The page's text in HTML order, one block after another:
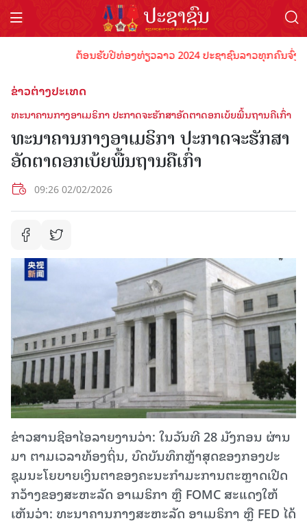
ຕ້ອນຮັບປີທ່ອງທ່ຽວລາວ 2024 ປະຊາຊົນລາວທຸກຄົນຈົ່ງ
ຂ່າວຕ່າງປະເທດ
ທະ​ນາ​ຄານ​ກາງ​ອາ​ເມ​ຣິ​ກາ​ ປະ​ກາດ​ຈະ​ຮັກ​ສາ​ອັດ​ຕາ​ດອກ​ເບ້ຍ​ພື້ນ​ຖານ​ຄື​ເກົ່າ
ທະ​ນາ​ຄານ​ກາງ​ອາ​ເມ​ຣິ​ກາ​ ປະ​ກາດ​ຈະ​ຮັກ​ສາ​
ອັດ​ຕາ​ດອກ​ເບ້ຍ​ພື້ນ​ຖານ​ຄື​ເກົ່າ
09:26 02/02/2026
ຂ່າວສານຊີອາໄອລາຍງານວ່າ: ໃນວັນ​ທີ 28 ມັງ​ກອນ ຜ່ານ
ມາ ​ຕາມ​ເວ​ລາ​ທ້ອງ​ຖິ່ນ, ບົດ​ບັນ​ທຶກຫຼ້າ​ສຸດ​ຂອງກອງ​ປະ​
ຊຸມ​ນະ​ໂຍ​ບາຍ​ເງິນ​ຕາຂອງ​ຄະ​ນະ​ກຳ​ມະ​ການ​ຕະຫຼາດ​ເປີດ
ກວ້າງ​ຂອງ​ສະ​ຫະ​ລັດ ອາເມຣິກາ ຫຼື FOMC ສະ​ແດງ​ໃຫ້​
ເຫັນ​ວ່າ: ທະ​ນາ​ຄານ​ກາງ​ສະຫະລັດ ອາ​ເມ​ຣິ​ກາ ຫຼື FED ໄດ້​